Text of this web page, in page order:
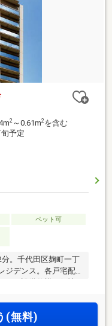
2 ～0.61m2 を含む
予定
ペット可
。千代田区麹町一丁
ジデンス。各戸宅配
(無料)